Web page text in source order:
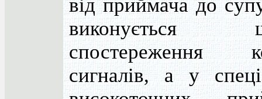
від приймача до
виконується
спостереження
сигналів, а у